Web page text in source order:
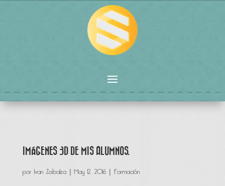
IMÁGENES 3D DE MIS ALUMNOS.
por Ivan Zabalza| May 12, 2016| Formación